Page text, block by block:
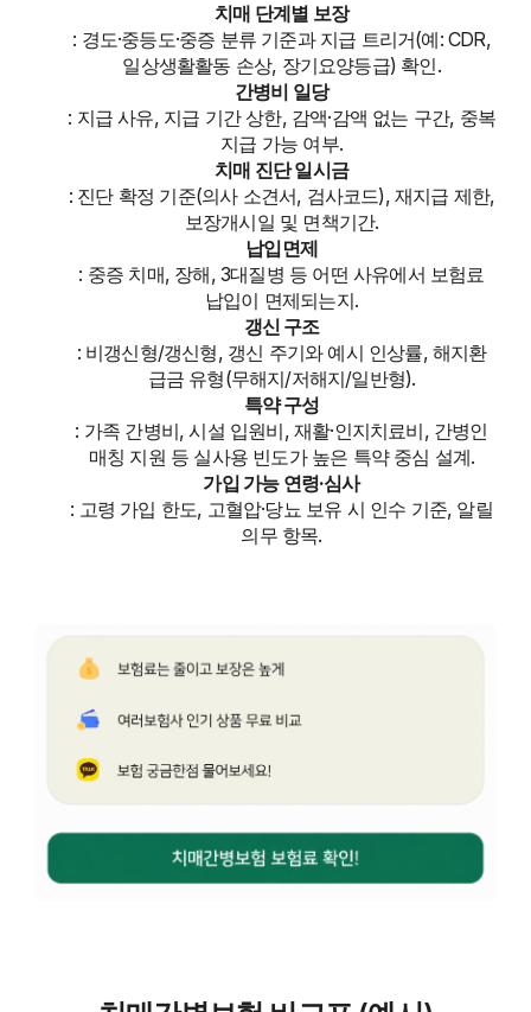
치매 단계별 보장
: 경도·중등도·중증 분류 기준과 지급 트리거(예: CDR,
일상생활활동 손상, 장기요양등급) 확인.
간병비 일당
: 지급 사유, 지급 기간 상한, 감액·감액 없는 구간, 중복
지급 가능 여부.
치매 진단 일시금
: 진단 확정 기준(의사 소견서, 검사코드), 재지급 제한,
보장개시일 및 면책기간.
납입면제
: 중증 치매, 장해, 3대질병 등 어떤 사유에서 보험료
납입이 면제되는지.
갱신 구조
: 비갱신형/갱신형, 갱신 주기와 예시 인상률, 해지환
급금 유형(무해지/저해지/일반형).
특약 구성
: 가족 간병비, 시설 입원비, 재활·인지치료비, 간병인
매칭 지원 등 실사용 빈도가 높은 특약 중심 설계.
가입 가능 연령·심사
: 고령 가입 한도, 고혈압·당뇨 보유 시 인수 기준, 알릴
의무 항목.